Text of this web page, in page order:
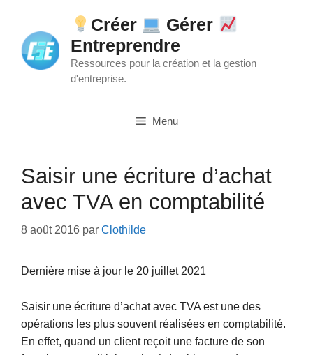
contenu
Créer
Gérer
Entreprendre
Ressources pour la création et la gestion
d'entreprise.
Menu
Saisir une écriture d’achat
avec TVA en comptabilité
8 août 2016 par Clothilde
Dernière mise à jour le 20 juillet 2021
Saisir une écriture d’achat avec TVA est une des
opérations les plus souvent réalisées en comptabilité.
En effet, quand un client reçoit une facture de son